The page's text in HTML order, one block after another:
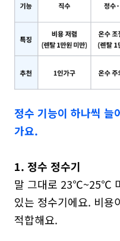
정수 기능이 하나씩 늘
가요.
1. 정수 정수기
말 그대로 23℃~25℃
있는 정수기에요. 비용
적합해요.